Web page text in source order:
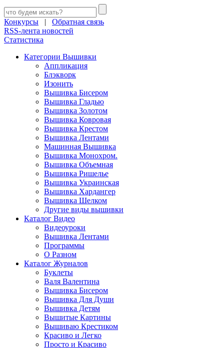
Конкурсы | Обратная связь
RSS-лента новостей
Статистика
Категории Вышивки
Аппликация
Блэкворк
Изонить
Вышивка Бисером
Вышивка Гладью
Вышивка Золотом
Вышивка Ковровая
Вышивка Крестом
Вышивка Лентами
Машинная Вышивка
Вышивка Монохром.
Вышивка Объемная
Вышивка Ришелье
Вышивка Украинская
Вышивка Хардангер
Вышивка Шелком
Другие виды вышивки
Каталог Видео
Видеоуроки
Вышивка Лентами
Программы
О Разном
Каталог Журналов
Буклеты
Валя Валентина
Вышивка Бисером
Вышивка Для Души
Вышивка Детям
Вышитые Картины
Вышиваю Крестиком
Красиво и Легко
Просто и Красиво